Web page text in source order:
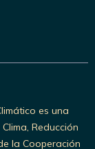
es una
Reducción
la Cooperación